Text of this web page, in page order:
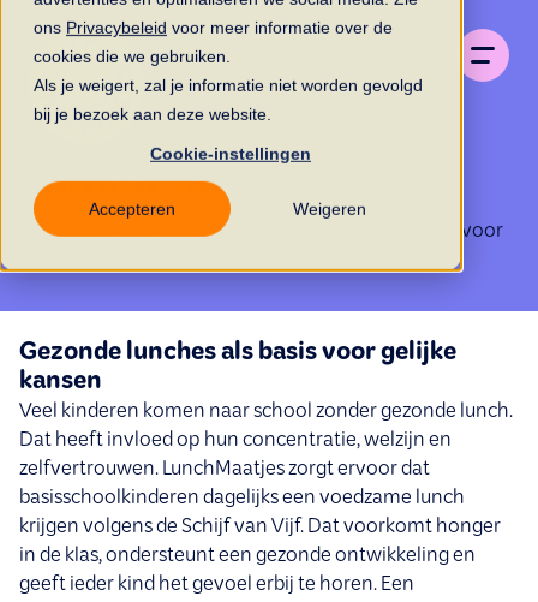
ons Privacybeleid voor meer informatie over de
cookies die we gebruiken.
Als je weigert, zal je informatie niet worden gevolgd
bij je bezoek aan deze website.
Cookie-instellingen
Accepteren Weigeren
LunchMaatjes
Zet zich in voor gezonde lunches en gelijke kansen voor
Gezonde lunches als basis voor gelijke
kansen
Veel kinderen komen naar school zonder gezonde lunch.
Dat heeft invloed op hun concentratie, welzijn en
zelfvertrouwen. LunchMaatjes zorgt ervoor dat
basisschoolkinderen dagelijks een voedzame lunch
krijgen volgens de Schijf van Vijf. Dat voorkomt honger
in de klas, ondersteunt een gezonde ontwikkeling en
geeft ieder kind het gevoel erbij te horen. Een